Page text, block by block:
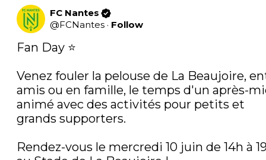
FC Nantes
@FCNantes · Follow
Fan Day ⭐️
Venez fouler la pelouse de La Beaujoire,
amis ou en famille, le temps d'un après-
animé avec des activités pour petits et
grands supporters.
Rendez-vous le mercredi 10 juin de 14h à